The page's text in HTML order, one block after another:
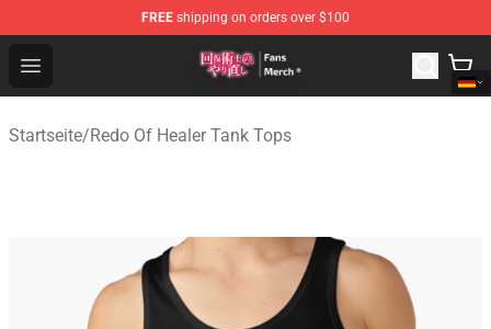
FREE shipping on orders over $100
Open menu
Redo Of Healer Store - Official Redo Of Healer
Startseite/Redo Of Healer Tank Tops